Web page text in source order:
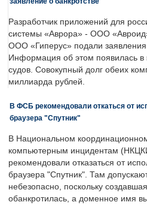
Разработчик приложений для
системы «Аврора» - ООО
ООО «Гиперус» подали заявления
Информация об этом появилась в
судов. Совокупный долг обеих
миллиарда рублей.
В ФСБ рекомендовали откаться от
браузера "Спутник"
В Национальном
компьютерным инцидентам
рекомендовали отказаться от
браузера "Спутник". Там
небезопасно, поскольку
обанкротилась, а доменное имя